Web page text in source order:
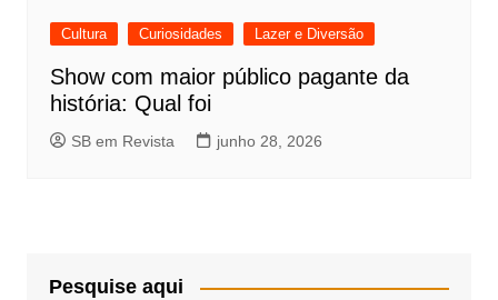
Cultura Curiosidades Lazer e Diversão
Show com maior público pagante da
história: Qual foi
SB em Revista junho 28, 2026
Pesquise aqui